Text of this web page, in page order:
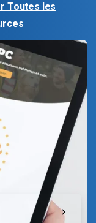
Toutes les